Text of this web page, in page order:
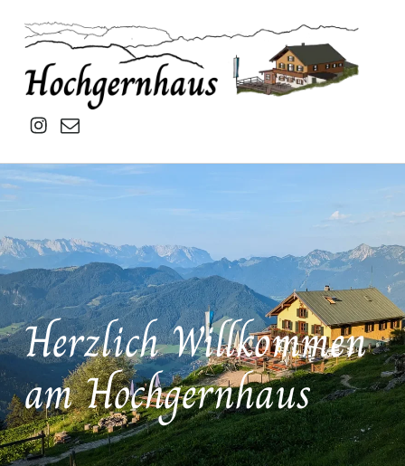
Hochgernhaus
mail
Herzlich Willkommen
am Hochgernhaus